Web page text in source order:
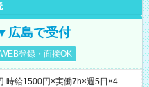
広島で受付
WEB登録・面接OK
給1500円×実働7h×週5日×4